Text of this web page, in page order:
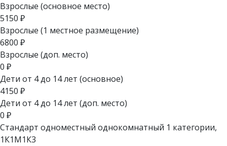
Взрослые (основное место)
5150 ₽
Взрослые (1 местное размещение)
6800 ₽
Взрослые (доп. место)
0 ₽
Дети от 4 до 14 лет (основное)
4150 ₽
Дети от 4 до 14 лет (доп. место)
0 ₽
Стандарт одноместный однокомнатный 1 категории,
1К1М1К3